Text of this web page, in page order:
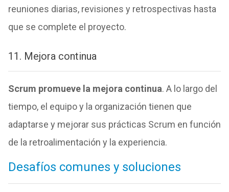
reuniones diarias, revisiones y retrospectivas hasta
que se complete el proyecto.
11. Mejora continua
Scrum promueve la mejora continua. A lo largo del
tiempo, el equipo y la organización tienen que
adaptarse y mejorar sus prácticas Scrum en función
de la retroalimentación y la experiencia.
Desafíos comunes y soluciones